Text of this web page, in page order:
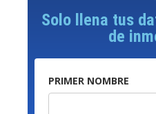
Solo llena tus
de
PRIMER NOMBRE